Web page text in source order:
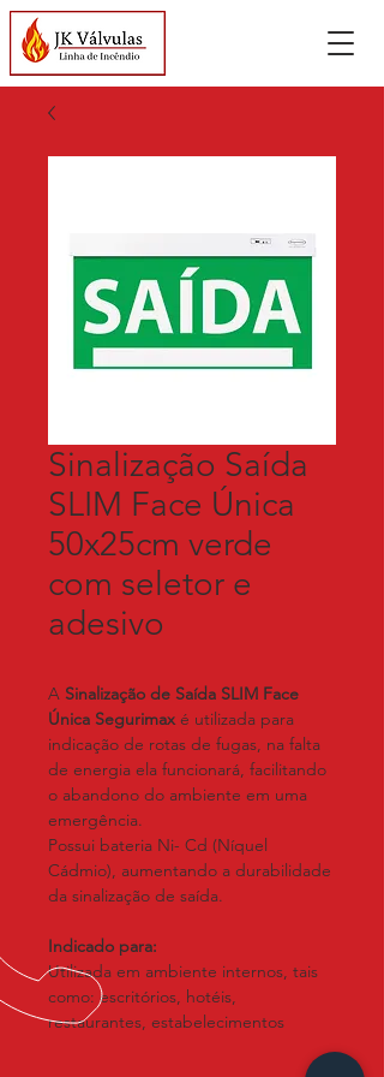
Sinalização Saída
SLIM Face Única
50x25cm verde
com seletor e
adesivo
A Sinalização de Saída SLIM Face
Única Segurimax é utilizada para
indicação de rotas de fugas, na falta
de energia ela funcionará, facilitando
o abandono do ambiente em uma
emergência.
Possui bateria Ni- Cd (Níquel
Cádmio), aumentando a durabilidade
da sinalização de saída.
Indicado para:
Utilizada em ambiente internos, tais
como: escritórios, hotéis,
restaurantes, estabelecimentos
comerciais, residenciais, entre outros.